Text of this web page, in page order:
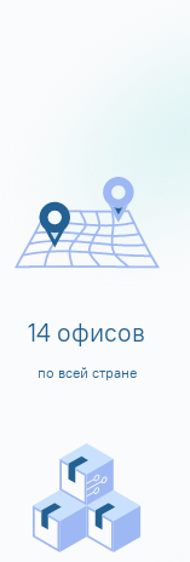
14 офисов
по всей стране